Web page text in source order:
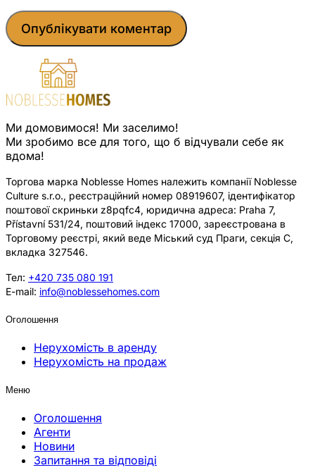
Ми домовимося! Ми заселимо!
Ми зробимо все для того, що б відчували себе як
вдома!
Торгова марка Noblesse Homes належить компанії Noblesse
Culture s.r.o., реєстраційний номер 08919607, ідентифікатор
поштової скриньки z8pqfc4, юридична адреса: Praha 7,
Přístavní 531/24, поштовий індекс 17000, зареєстрована в
Торговому реєстрі, який веде Міський суд Праги, секція C,
вкладка 327546.
Тел: +420 735 080 191
E-mail: info@noblessehomes.com
Оголошення
Нерухомість в аренду
Нерухомість на продаж
Меню
Оголошення
Агенти
Новини
Запитання та відповіді